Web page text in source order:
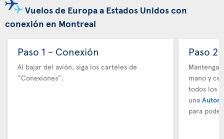
Vuelos de Europa a Estados Unidos con
conexión en Montreal
Paso 1 - Conexión
Al bajar del avión, siga los carteles de
“Conexiones”.
Paso 2
Mantenga
mano y
todos los
una
para